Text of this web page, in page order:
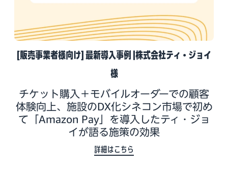
[販売事業者様向け] 最新導入事例 |株式会社ティ・ジョイ
様
チケット購入＋モバイルオーダーでの顧客
体験向上、施設のDX化シネコン市場で初め
て「Amazon Pay」を導入したティ・ジョ
イが語る施策の効果
詳細はこちら